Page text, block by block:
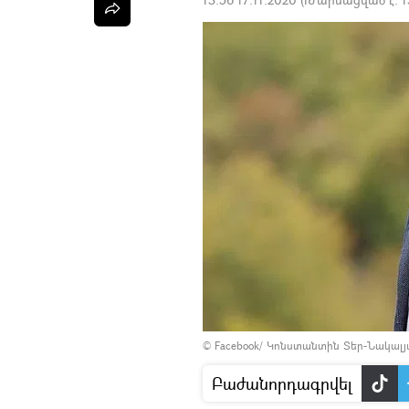
© Facebook/ Կոնստանտին Տեր-
Բաժանորդագրվել